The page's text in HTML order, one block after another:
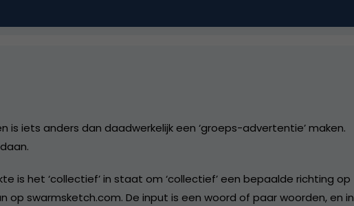
iets anders dan daadwerkelijk een ‘groeps-advertentie’ maken.
is het ‘collectief’ in staat om ‘collectief’ een bepaalde richting op
op swarmsketch.com. De input is een woord of paar woorden, en in